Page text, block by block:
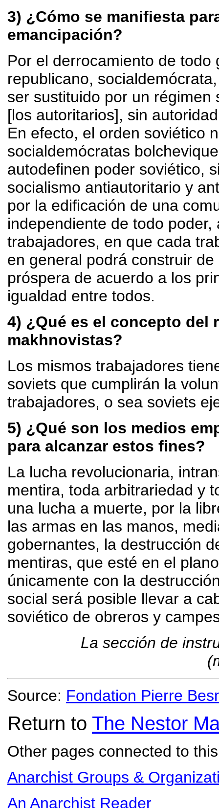
3) ¿Cómo se manifiesta
emancipación?
Por el derrocamiento de
republicano,
ser sustituido por un
[los autoritarios], sin
En efecto, el orden soviético
socialdemócratas
autodefinen poder soviético,
socialismo antiautoritario y
por la edificación de una
independiente de todo
trabajadores, en que cada
en general podrá construir
próspera de acuerdo a los
igualdad entre todos.
4) ¿Qué es el concepto del
makhnovistas?
Los mismos trabajadores
soviets que cumplirán la
trabajadores, o sea soviets
5) ¿Qué son los medios
para alcanzar estos fines?
La lucha revolucionaria,
mentira, toda arbitrariedad y
una lucha a muerte, por la
las armas en las manos,
gobernantes, la destrucción
mentiras, que esté en el
únicamente con la
social será posible llevar a
soviético de obreros y
La sección de
Source: Fondation Pierre
Return to The Nestor
Other pages connected to
Anarchist Groups &
An Anarchist Reader